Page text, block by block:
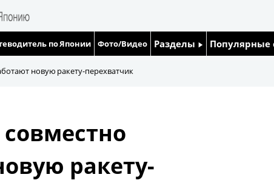
по Японии Фото/Видео Разделы Популярные
новую ракету-перехватчик
ракету-